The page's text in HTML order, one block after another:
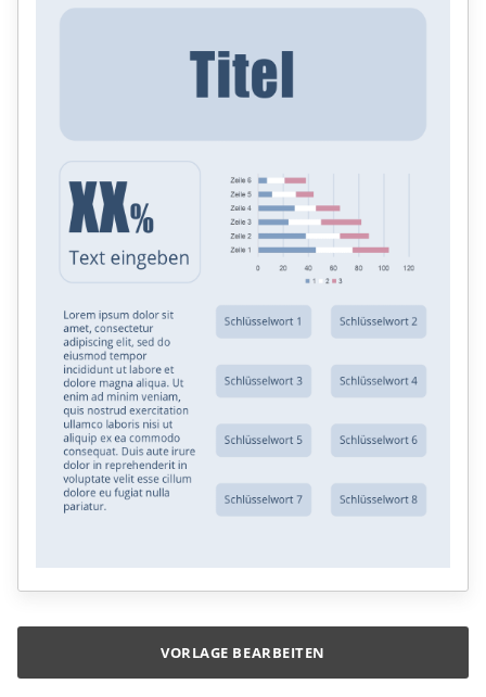
VORLAGE BEARBEITEN